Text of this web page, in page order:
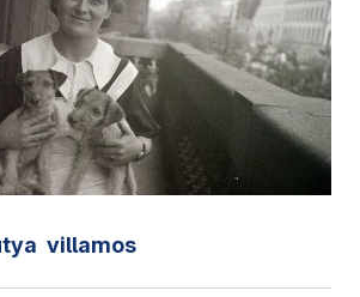
villamos